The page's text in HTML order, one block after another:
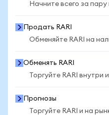
Начните всего за
Продать RARI
Обменяйте RARI на
Обменять RARI
Торгуйте RARI
Прогнозы
Торгуйте RARI и на